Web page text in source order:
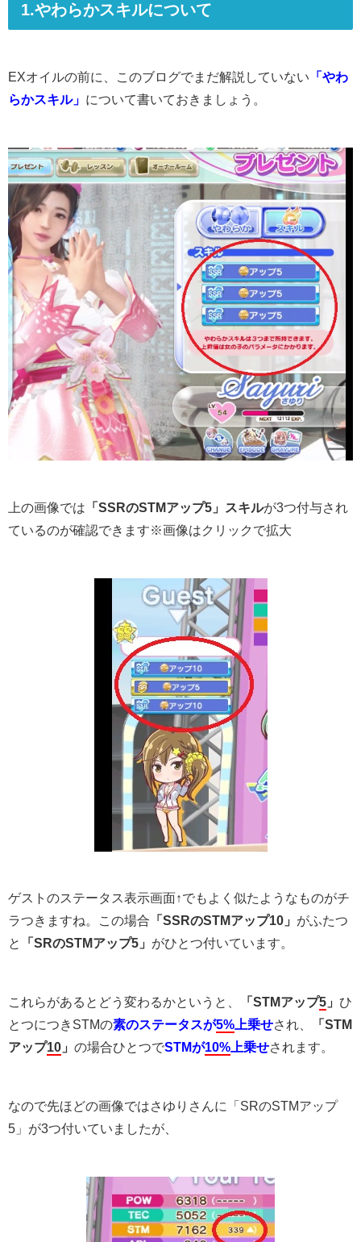
1.やわらかスキルについて
EXオイルの前に、このブログでまだ解説していない 「やわ
らかスキル」 について書いておきましょう。
上の画像では 「SSRのSTMアップ5」スキルが3つ付与され
ているのが確認できます※画像はクリックで拡大
ゲストのステータス表示画面↑でもよく似たようなものがチ
ラつきますね。この場合 「SSRのSTMアップ10」 がふたつ
と
「SRのSTMアップ5」 がひとつ付いています。
これらがあるとどう変わるかというと、 「STMアップ5 」 ひ
とつにつきSTMの素のステータスが5% 上乗せされ、
「STM
アップ10 」 の場合ひとつでSTMが10% 上乗せされます。
なので先ほどの画像ではさゆりさんに「SRのSTMアップ
5」が3つ付いていましたが、